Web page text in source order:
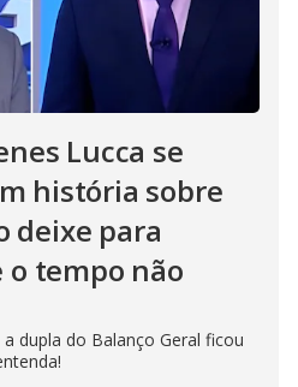
o
Lucca se
história sobre
deixe para
o tempo não
dupla do Balanço Geral ficou